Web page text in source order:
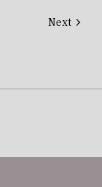
Next